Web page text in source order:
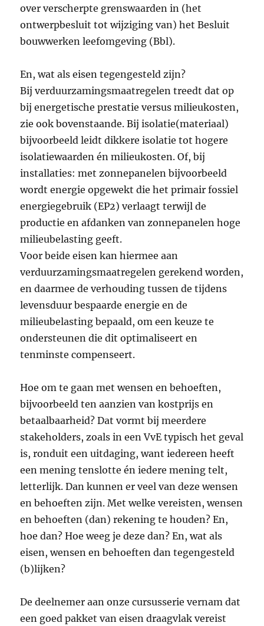
over verscherpte grenswaarden in (het
ontwerpbesluit tot wijziging van) het Besluit
bouwwerken leefomgeving (Bbl).
En, wat als eisen tegengesteld zijn?
Bij verduurzamingsmaatregelen treedt dat op
bij energetische prestatie versus milieukosten,
zie ook bovenstaande. Bij isolatie(materiaal)
bijvoorbeeld leidt dikkere isolatie tot hogere
isolatiewaarden én milieukosten. Of, bij
installaties: met zonnepanelen bijvoorbeeld
wordt energie opgewekt die het primair fossiel
energiegebruik (EP2) verlaagt terwijl de
productie en afdanken van zonnepanelen hoge
milieubelasting geeft.
Voor beide eisen kan hiermee aan
verduurzamingsmaatregelen gerekend worden,
en daarmee de verhouding tussen de tijdens
levensduur bespaarde energie en de
milieubelasting bepaald, om een keuze te
ondersteunen die dit optimaliseert en
tenminste compenseert.
Hoe om te gaan met wensen en behoeften,
bijvoorbeeld ten aanzien van kostprijs en
betaalbaarheid? Dat vormt bij meerdere
stakeholders, zoals in een VvE typisch het geval
is, ronduit een uitdaging, want iedereen heeft
een mening tenslotte én iedere mening telt,
letterlijk. Dan kunnen er veel van deze wensen
en behoeften zijn. Met welke vereisten, wensen
en behoeften (dan) rekening te houden? En,
hoe dan? Hoe weeg je deze dan? En, wat als
eisen, wensen en behoeften dan tegengesteld
(b)lijken?
De deelnemer aan onze cursusserie vernam dat
een goed pakket van eisen draagvlak vereist